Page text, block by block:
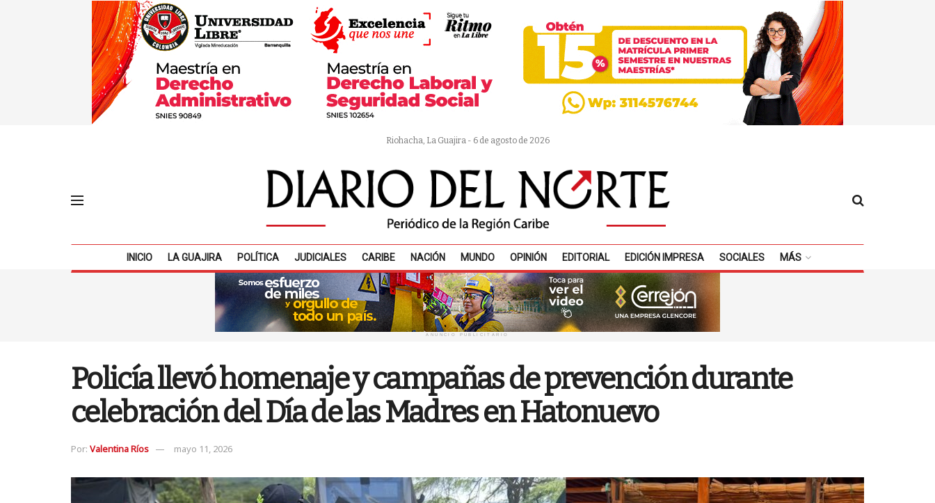
Riohacha, La Guajira - 6 de agosto de 2026
INICIO LA GUAJIRA POLÍTICA JUDICIALES CARIBE NACIÓN MUNDO OPINIÓN EDITORIAL EDICIÓN IMPRESA SOCIALES MÁS
ANUNCIO PUBLICITARIO
Policía llevó homenaje y campañas de prevención durante
celebración del Día de las Madres en Hatonuevo
Por: Valentina Ríos mayo 11, 2026